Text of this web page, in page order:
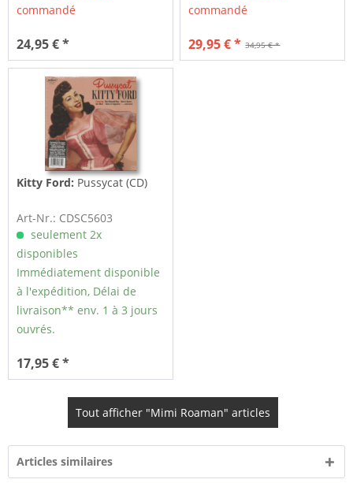
commandé
24,95 € *
commandé
34,95 € *
29,95 € *
Kitty Ford: Pussycat (CD)
Art-Nr.: CDSC5603
seulement 2x
disponibles
Immédiatement disponible
à l'expédition, Délai de
livraison** env. 1 à 3 jours
ouvrés.
17,95 € *
Tout afficher "Mimi Roaman" articles
Articles similaires